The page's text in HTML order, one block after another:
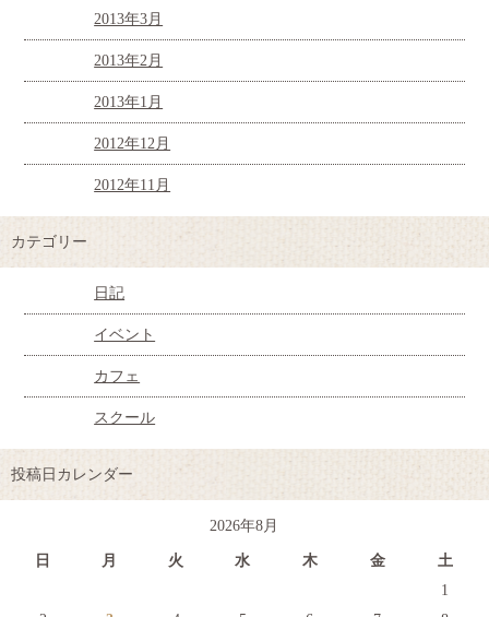
2013年3月
2013年2月
2013年1月
2012年12月
2012年11月
カテゴリー
日記
イベント
カフェ
スクール
投稿日カレンダー
2026年8月
日 月 火 水 木 金
土
1